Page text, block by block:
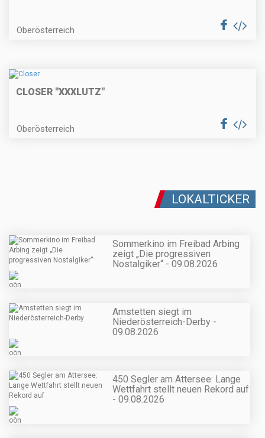
Oberösterreich
CLOSER "XXXLUTZ"
Oberösterreich
LOKALTICKER
Sommerkino im Freibad Arbing
zeigt „Die progressiven
Nostalgiker“ - 09.08.2026
Amstetten siegt im
Niederösterreich-Derby -
09.08.2026
450 Segler am Attersee: Lange
Wettfahrt stellt neuen Rekord auf
- 09.08.2026